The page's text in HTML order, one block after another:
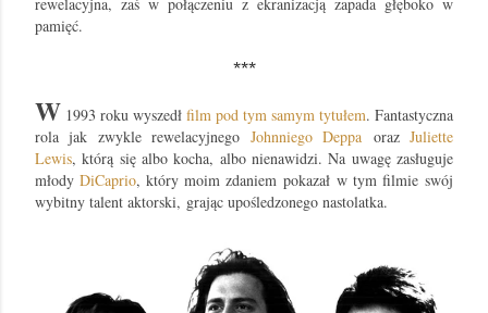
pamięć.
***
W 1993 roku wyszedł film pod tym samym tytułem. Fantastyczna
rola jak zwykle rewelacyjnegoJohnniego Deppa orazJuliette
Lewis, którą się albo kocha, albo nienawidzi. Na uwagę zasługuje
młody DiCaprio, który moim zdaniem pokazał w tym filmie swój
wybitny talent aktorski, grając upośledzonego nastolatka.